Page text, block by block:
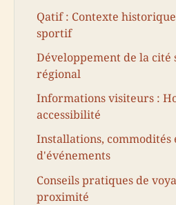
Qatif : Contexte
sportif
Développement de la
régional
Informations visiteurs :
accessibilité
Installations, commodités
d'événements
Conseils pratiques de
proximité